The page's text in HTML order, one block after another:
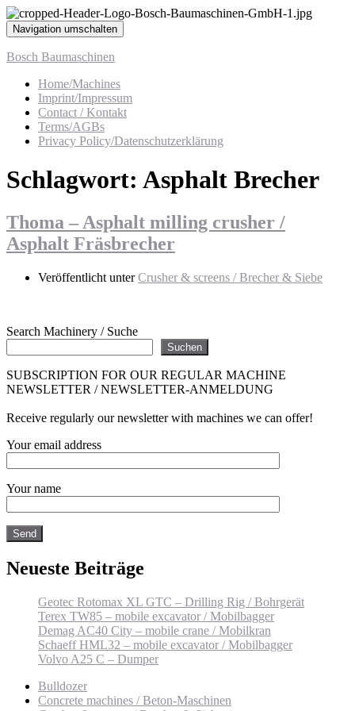
Navigation umschalten
Bosch Baumaschinen
Home/Machines
Imprint/Impressum
Contact / Kontakt
Terms/AGBs
Privacy Policy/Datenschutzerklärung
Schlagwort: Asphalt Brecher
Thoma – Asphalt milling crusher /
Asphalt Fräsbrecher
Veröffentlicht unterCrusher & screens / Brecher & Siebe
Search Machinery / Suche
Suchen
SUBSCRIPTION FOR OUR REGULAR MACHINE
NEWSLETTER / NEWSLETTER-ANMELDUNG
Receive regularly our newsletter with machines we can offer!
Your email address
Your name
Neueste Beiträge
Geotec Rotomax XL GTC – Drilling Rig / Bohrgerät
Terex TW85 – mobile excavator / Mobilbagger
Demag AC40 City – mobile crane / Mobilkran
Schaeff HML32 – mobile excavator / Mobilbagger
Volvo A25 C – Dumper
Bulldozer
Concrete machines / Beton-Maschinen